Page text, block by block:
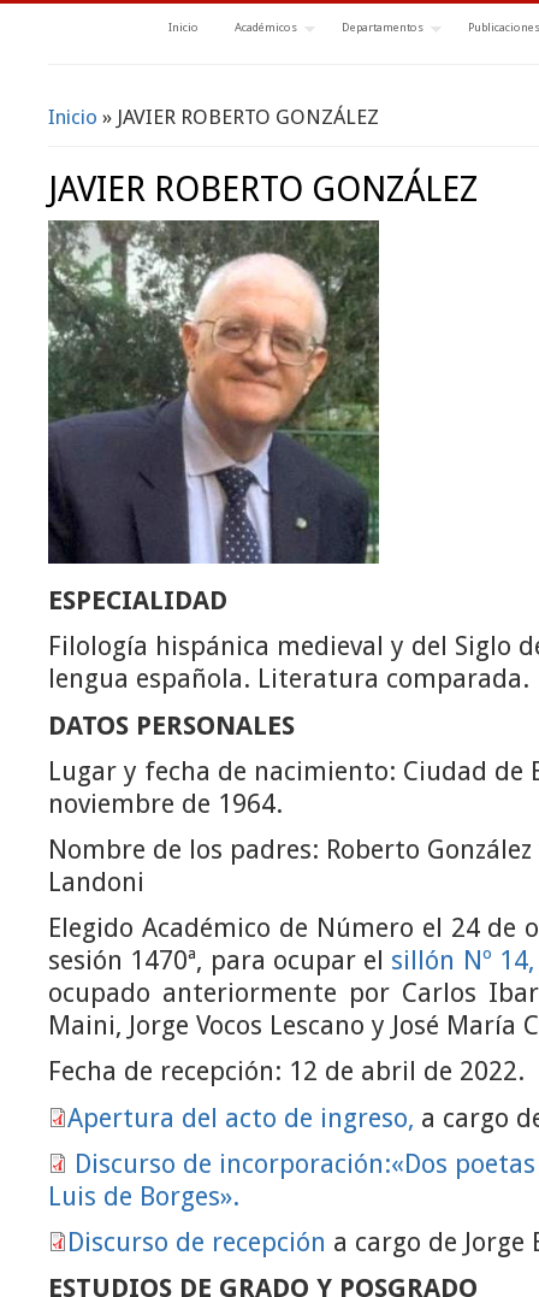
Inicio Académicos Departamentos Publicaciones
Se encuentra usted aquí
Inicio » JAVIER ROBERTO GONZÁLEZ
JAVIER ROBERTO GONZÁLEZ
ESPECIALIDAD
Filología hispánica medieval y del Siglo
lengua española. Literatura comparada.
DATOS PERSONALES
Lugar y fecha de nacimiento: Ciudad de
noviembre de 1964.
Nombre de los padres: Roberto
Landoni
Elegido Académico de Número el 24 de
sesión 1470ª, para ocupar el sillón Nº
ocupado anteriormente por Carlos
Maini, Jorge Vocos Lescano y José María
Fecha de recepción: 12 de abril de 2022.
Apertura del acto de ingreso, a cargo
Discurso de incorporación:«Dos
Luis de Borges».
Discurso de recepción a cargo de Jorge
ESTUDIOS DE GRADO Y POSGRADO